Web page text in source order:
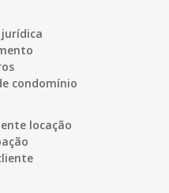
jurídica
condomínio
locação